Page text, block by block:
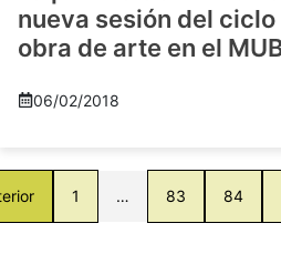
nueva sesión del ciclo
obra de arte en el
06/02/2018
1 … 83 84